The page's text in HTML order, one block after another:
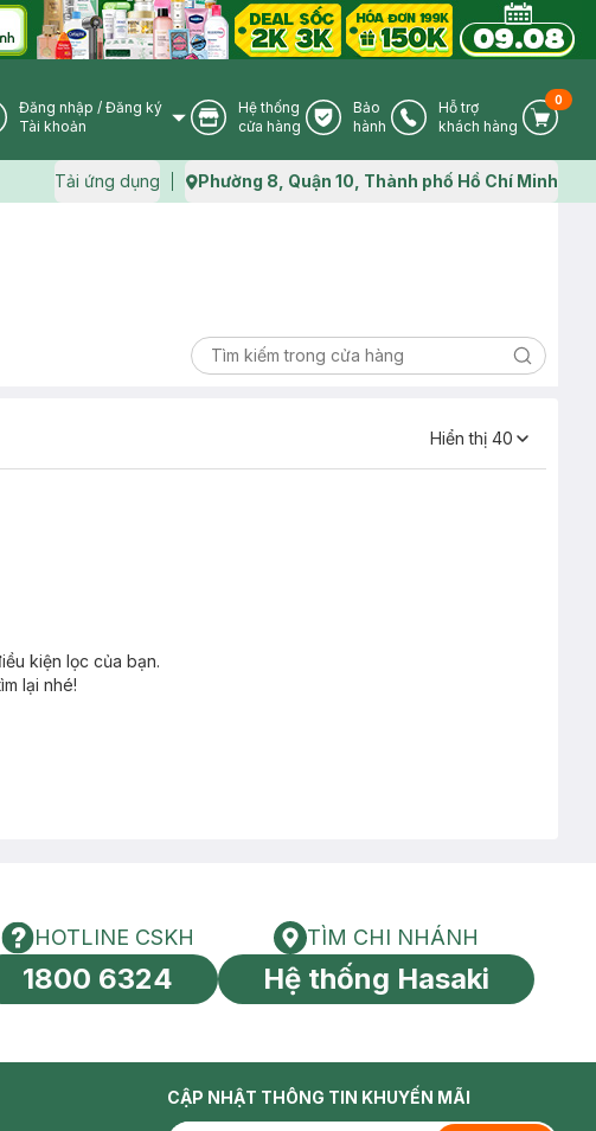
User Icon
Đăng nhập / Đăng ký
Tài khoản
Store Icon
Hệ thống
cửa hàng
Warranty Icon
Bảo
hành
Phone Icon
Hỗ trợ
khách hàng
Cart
0
Tải ứng dụng Map icon
Phường 8, Quận 10, Thành phố Hồ Chí Minh
Search
Hiển thị 40
kiện lọc của bạn.
lại nhé!
uy tín toàn cầu
HOTLINE CSKH
HOTLINE CSKH
1800 6324
Tìm chi nhánh
TÌM CHI NHÁNH
Hệ thống Hasaki
CẬP NHẬT THÔNG TIN KHUYẾN MÃI